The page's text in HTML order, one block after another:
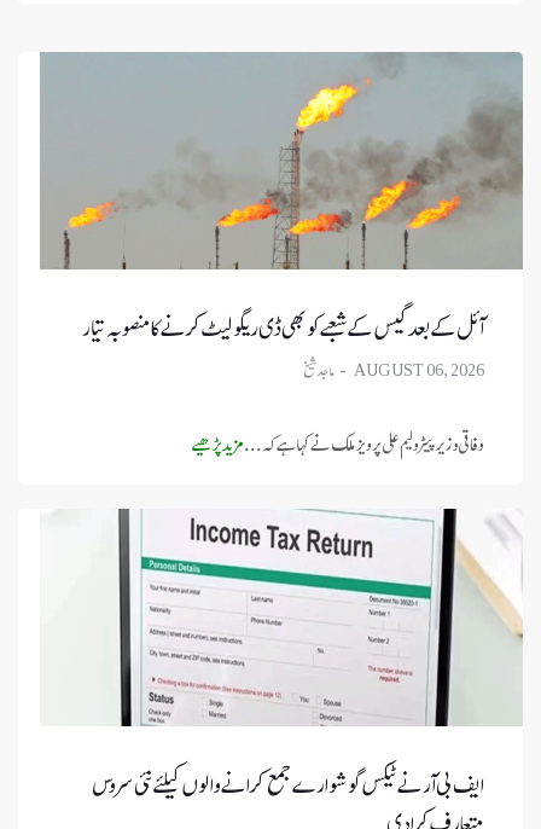
آئل کے بعد گیس کے شعبے کو بھی ڈی ریگولیٹ کرنے کا منصوبہ تیار
AUGUST 06, 2026
وفاقی وزیر پیٹرولیم علی پرویز ملک نے کہا ہے کہ ...مزید پڑھیے
ایف بی آر نے ٹیکس گوشوارے جمع کرانے والوں کیلئے نئی سروس
متعارف کرا دی